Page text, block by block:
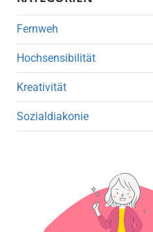
Fernweh
Hochsensibilität
Kreativität
Sozialdiakonie